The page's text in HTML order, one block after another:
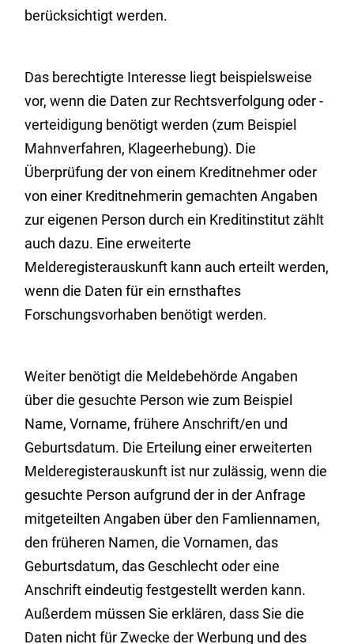
berücksichtigt werden.
Das berechtigte Interesse liegt beispielsweise
vor, wenn die Daten zur Rechtsverfolgung oder -
verteidigung benötigt werden (zum Beispiel
Mahnverfahren, Klageerhebung). Die
Überprüfung der von einem Kreditnehmer oder
von einer Kreditnehmerin gemachten Angaben
zur eigenen Person durch ein Kreditinstitut zählt
auch dazu. Eine erweiterte
Melderegisterauskunft kann auch erteilt werden,
wenn die Daten für ein ernsthaftes
Forschungsvorhaben benötigt werden.
Weiter benötigt die Meldebehörde Angaben
über die gesuchte Person wie zum Beispiel
Name, Vorname, frühere Anschrift/en und
Geburtsdatum. Die Erteilung einer erweiterten
Melderegisterauskunft ist nur zulässig, wenn die
gesuchte Person aufgrund der in der Anfrage
mitgeteilten Angaben über den Famliennamen,
den früheren Namen, die Vornamen, das
Geburtsdatum, das Geschlecht oder eine
Anschrift eindeutig festgestellt werden kann.
Außerdem müssen Sie erklären, dass Sie die
Daten nicht für Zwecke der Werbung und des